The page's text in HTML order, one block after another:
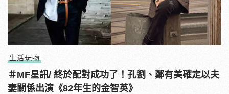
生活玩物
＃MF星訊/ 終於配對成功了！孔劉、鄭有美確定以夫
妻關係出演《82年生的金智英》